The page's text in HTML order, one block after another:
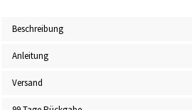
Beschreibung
Anleitung
Versand